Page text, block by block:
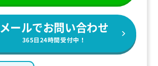
メールでお問い合わせ
365日24時間受付中！